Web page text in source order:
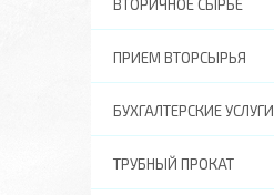
ВТОРИЧНОЕ СЫРЬЕ
ПРИЕМ ВТОРСЫРЬЯ
БУХГАЛТЕРСКИЕ УСЛУГИ
ТРУБНЫЙ ПРОКАТ